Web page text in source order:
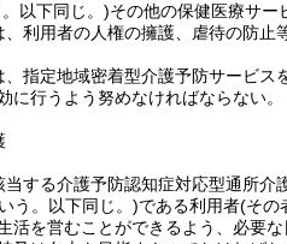
以下同じ。)その他の保健医療サー
利用者の人権の擁護、虐待の防
指定地域密着型介護予防サービ
行うよう努めなければならない。
する介護予防認知症対応型通所介
う。以下同じ。)である利用者(その
活を営むことができるよう、必要